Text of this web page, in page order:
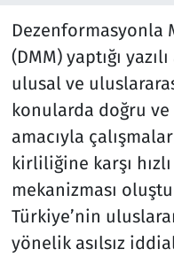
Dezenformasyonla
(DMM) yaptığı
ulusal ve
konularda doğru
amacıyla
kirliliğine karşı
mekanizması
Türkiye’nin
yönelik asılsız
Televizyon